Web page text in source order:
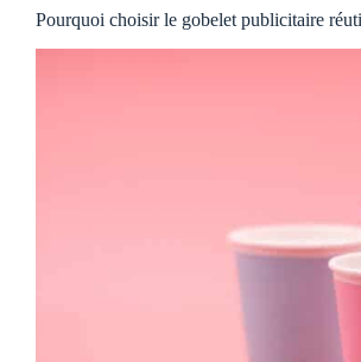
Pourquoi choisir le gobelet publicitaire